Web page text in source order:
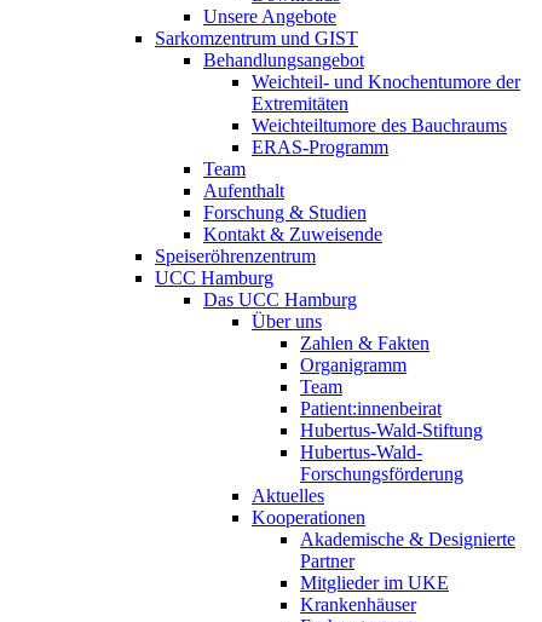
Unsere Angebote
Sarkomzentrum und GIST
Behandlungsangebot
Weichteil- und Knochentumore der
Extremitäten
Weichteiltumore des Bauchraums
ERAS-Programm
Team
Aufenthalt
Forschung & Studien
Kontakt & Zuweisende
Speiseröhrenzentrum
UCC Hamburg
Das UCC Hamburg
Über uns
Zahlen & Fakten
Organigramm
Team
Patient:innenbeirat
Hubertus-Wald-Stiftung
Hubertus-Wald-
Forschungsförderung
Aktuelles
Kooperationen
Akademische & Designierte
Partner
Mitglieder im UKE
Krankenhäuser